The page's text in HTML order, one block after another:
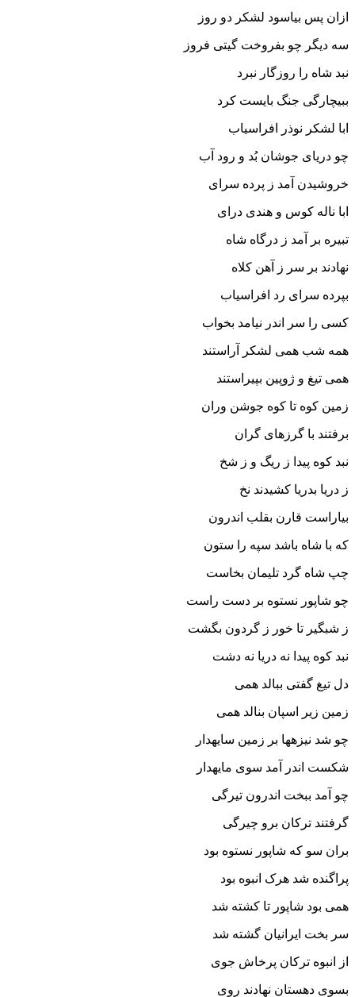
ازان پس بیاسود لشکر دو روز
سه دیگر چو بفروخت گیتى فروز
نبد شاه را روزگار نبرد
ببیچارگى جنگ بایست کرد
ابا لشکر نوذر افراسیاب
چو دریاى جوشان بُد و رود آب‏
خروشیدن آمد ز پرده سراى
ابا ناله کوس و هندى دراى‏
تبیره بر آمد ز درگاه شاه
نهادند بر سر ز آهن کلاه‏
بپرده سراى رد افراسیاب
کسى را سر اندر نیامد بخواب‏
همه شب همى لشکر آراستند
همى تیغ و ژوپین بپیراستند
زمین کوه تا کوه جوشن وران
برفتند با گرزهاى گران‏
نبد کوه پیدا ز ریگ و ز شخ
ز دریا بدریا کشیدند نخ‏
بیاراست قارن بقلب اندرون
که با شاه باشد سپه را ستون‏
چپ شاه گرد تلیمان بخاست
چو شاپور نستوه بر دست راست‏
ز شبگیر تا خور ز گردون بگشت
نبد کوه پیدا نه دریا نه دشت‏
دل تیغ گفتى ببالد همى
زمین زیر اسپان بنالد همى‏
چو شد نیزه‏ها بر زمین سایه‏دار
شکست اندر آمد سوى مایه‏دار
چو آمد ببخت اندرون تیرگى
گرفتند ترکان برو چیرگى‏
بران سو که شاپور نستوه بود
پراگنده شد هرک انبوه بود
همى بود شاپور تا کشته شد
سر بخت ایرانیان گشته شد
از انبوه ترکان پرخاش جوى
بسوى دهستان نهادند روى‏